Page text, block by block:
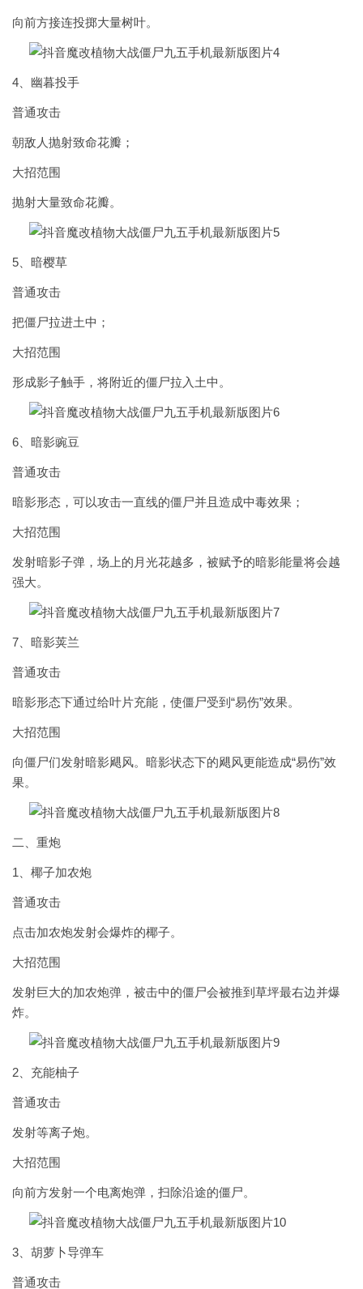
向前方接连投掷大量树叶。
4、幽暮投手
普通攻击
朝敌人抛射致命花瓣；
大招范围
抛射大量致命花瓣。
5、暗樱草
普通攻击
把僵尸拉进土中；
大招范围
形成影子触手，将附近的僵尸拉入土中。
6、暗影豌豆
普通攻击
暗影形态，可以攻击一直线的僵尸并且造成中毒效果；
大招范围
发射暗影子弹，场上的月光花越多，被赋予的暗影能量将会越
强大。
7、暗影荚兰
普通攻击
暗影形态下通过给叶片充能，使僵尸受到“易伤”效果。
大招范围
向僵尸们发射暗影飓风。暗影状态下的飓风更能造成“易伤”效
果。
二、重炮
1、椰子加农炮
普通攻击
点击加农炮发射会爆炸的椰子。
大招范围
发射巨大的加农炮弹，被击中的僵尸会被推到草坪最右边并爆
炸。
2、充能柚子
普通攻击
发射等离子炮。
大招范围
向前方发射一个电离炮弹，扫除沿途的僵尸。
3、胡萝卜导弹车
普通攻击